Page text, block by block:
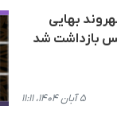
بهایی
بازداشت شد
۵ آبان ۱۴۰۴، ۱۱:۱۱